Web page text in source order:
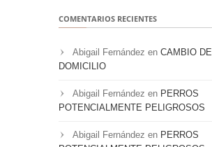
COMENTARIOS RECIENTES
Abigail Fernández en CAMBIO DE
DOMICILIO
Abigail Fernández en PERROS
POTENCIALMENTE PELIGROSOS
Abigail Fernández en PERROS